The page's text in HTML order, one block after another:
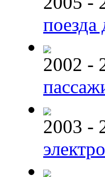
2002 -
2003 -